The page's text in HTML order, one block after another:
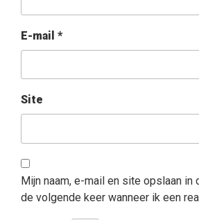
E-mail *
Site
Mijn naam, e-mail en site opslaan
de volgende keer wanneer ik een